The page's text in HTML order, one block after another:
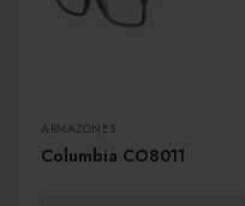
ARMAZONES
Columbia CO8011